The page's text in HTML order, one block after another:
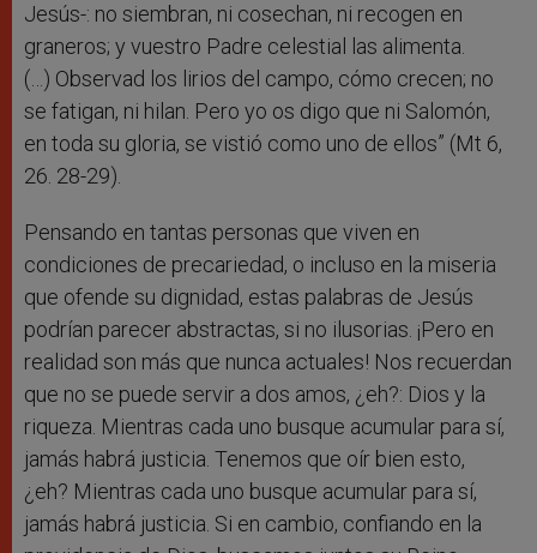
Jesús-: no siembran, ni cosechan, ni recogen en
graneros; y vuestro Padre celestial las alimenta.
(…) Observad los lirios del campo, cómo crecen; no
se fatigan, ni hilan. Pero yo os digo que ni Salomón,
en toda su gloria, se vistió como uno de ellos” (Mt 6,
26. 28-29).
Pensando en tantas personas que viven en
condiciones de precariedad, o incluso en la miseria
que ofende su dignidad, estas palabras de Jesús
podrían parecer abstractas, si no ilusorias. ¡Pero en
realidad son más que nunca actuales! Nos recuerdan
que no se puede servir a dos amos, ¿eh?: Dios y la
riqueza. Mientras cada uno busque acumular para sí,
jamás habrá justicia. Tenemos que oír bien esto,
¿eh? Mientras cada uno busque acumular para sí,
jamás habrá justicia. Si en cambio, confiando en la